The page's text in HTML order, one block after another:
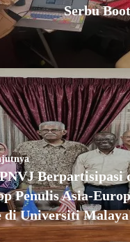
Serbu
Berpartisipasi
Penulis Asia-
di Universiti Malaya